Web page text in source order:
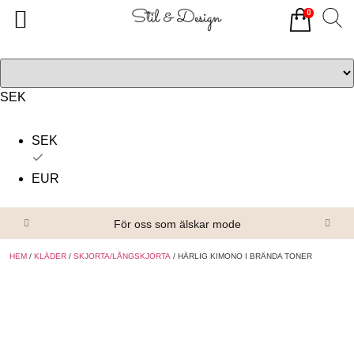
SEK
SEK
EUR
För oss som älskar mode
HEM / KLÄDER / SKJORTA/LÅNGSKJORTA / HÄRLIG KIMONO I BRÄNDA TONER
0
Alla produkter
Om oss